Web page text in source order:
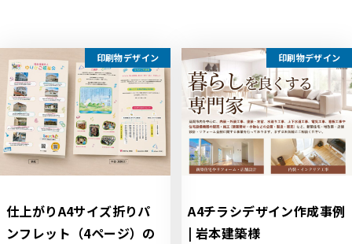
印刷物デザイン
仕上がりA4サイズ折りパ
ンフレット（4ページ）の
印刷物デザイン
A4チラシデザイン作成事例
| 岩本建築様